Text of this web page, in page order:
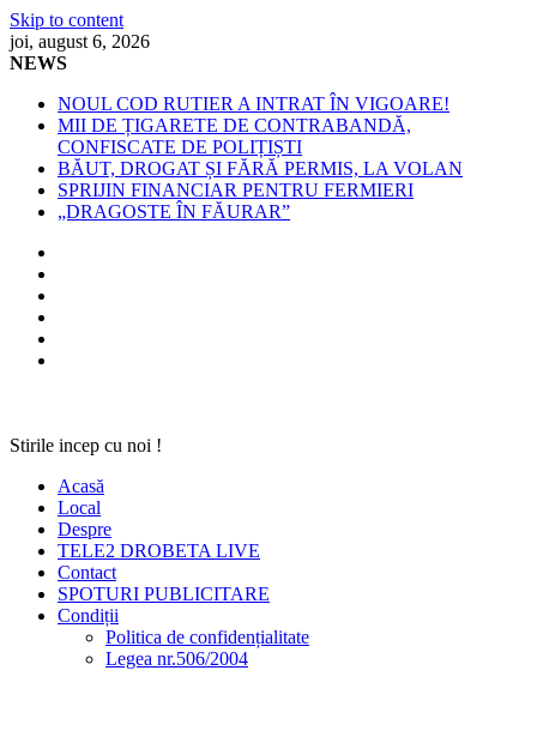
Skip to content
joi, august 6, 2026
NEWS
NOUL COD RUTIER A INTRAT ÎN VIGOARE!
MII DE ȚIGARETE DE CONTRABANDĂ,
CONFISCATE DE POLIȚIȘTI
BĂUT, DROGAT ȘI FĂRĂ PERMIS, LA VOLAN
SPRIJIN FINANCIAR PENTRU FERMIERI
„DRAGOSTE ÎN FĂURAR”
Stirile incep cu noi !
Acasă
Local
Despre
TELE2 DROBETA LIVE
Contact
SPOTURI PUBLICITARE
Condiții
Politica de confidențialitate
Legea nr.506/2004